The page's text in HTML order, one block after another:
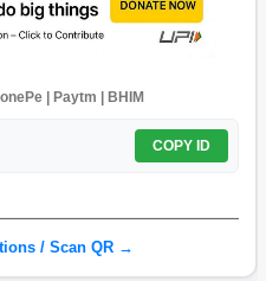
| Paytm | BHIM
COPY ID
/ Scan QR →